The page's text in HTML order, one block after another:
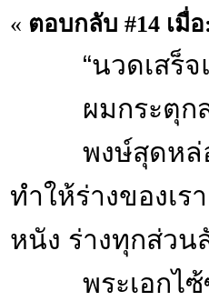
« ตอบกลับ #14 เมื่อ
“นวดเสร็จแ
ผมกระตุกส
พงษ์สุดหล่อที่
ทำให้ร่างของเ
หนัง ร่างทุกส่ว
พระเอกไซ้ซ